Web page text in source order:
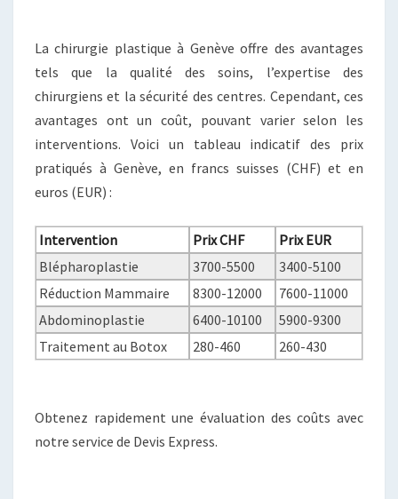
La chirurgie plastique à Genève offre des avantages
tels que la qualité des soins, l’expertise des
chirurgiens et la sécurité des centres. Cependant, ces
avantages ont un coût, pouvant varier selon les
interventions. Voici un tableau indicatif des prix
pratiqués à Genève, en francs suisses (CHF) et en
euros (EUR) :
Intervention Prix CHF
Prix EUR
Blépharoplastie
3700-5500
3400-5100
Réduction Mammaire
8300-12000
7600-11000
Abdominoplastie
6400-10100
5900-9300
Traitement au Botox
280-460 260-430
Obtenez rapidement une évaluation des coûts avec
notre service de Devis Express.